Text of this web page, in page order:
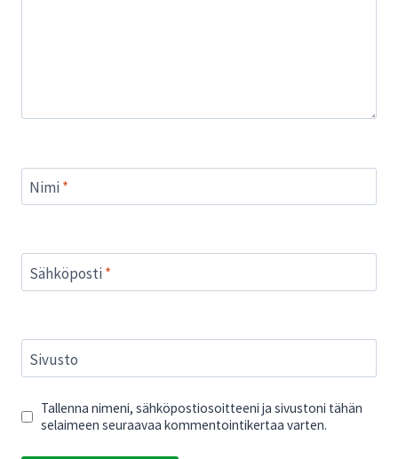
Nimi *
Sähköposti *
Sivusto
Tallenna nimeni, sähköpostiosoitteeni ja sivustoni tähän
selaimeen seuraavaa kommentointikertaa varten.